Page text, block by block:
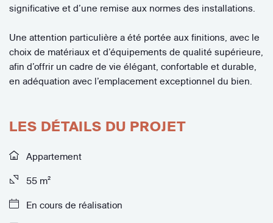
significative et d’une remise aux normes des installations.
Une attention particulière a été portée aux finitions, avec le
choix de matériaux et d’équipements de qualité supérieure,
afin d’offrir un cadre de vie élégant, confortable et durable,
en adéquation avec l’emplacement exceptionnel du bien.
LES DÉTAILS DU PROJET
Appartement
55 m²
En cours de réalisation